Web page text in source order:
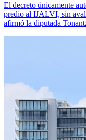
El decreto únicamente
predio al IJALVI, sin
afirmó la diputada